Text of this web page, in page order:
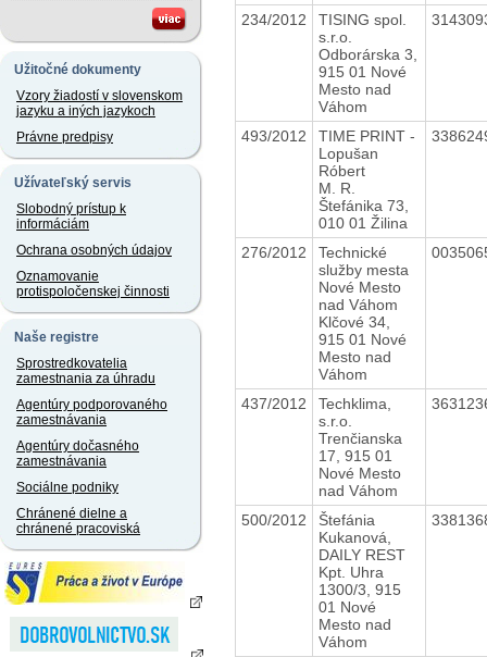
Užitočné dokumenty
Vzory žiadostí v slovenskom
jazyku a iných jazykoch
Právne predpisy
Užívateľský servis
Slobodný prístup k
informáciám
Ochrana osobných údajov
Oznamovanie
protispoločenskej činnosti
Naše registre
Sprostredkovatelia
zamestnania za úhradu
Agentúry podporovaného
zamestnávania
Agentúry dočasného
zamestnávania
Sociálne podniky
Chránené dielne a
chránené pracoviská
234/2012
TISING spol.
s.r.o.
Odborárska 3,
915 01 Nové
Mesto nad
Váhom
493/2012
TIME PRINT -
Lopušan
Róbert
M. R.
Štefánika 73,
010 01 Žilina
276/2012
Technické
služby mesta
Nové Mesto
nad Váhom
Klčové 34,
915 01 Nové
Mesto nad
Váhom
437/2012
Techklima,
s.r.o.
Trenčianska
17, 915 01
Nové Mesto
nad Váhom
500/2012
Štefánia
Kukanová,
DAILY REST
Kpt. Uhra
1300/3, 915
01 Nové
Mesto nad
Váhom